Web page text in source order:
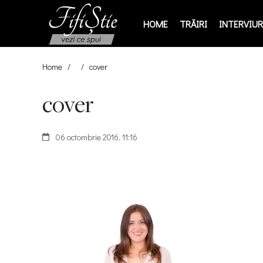
HOME TRĂIRI
Home / / cover
cover
06 octombrie 2016, 11:16